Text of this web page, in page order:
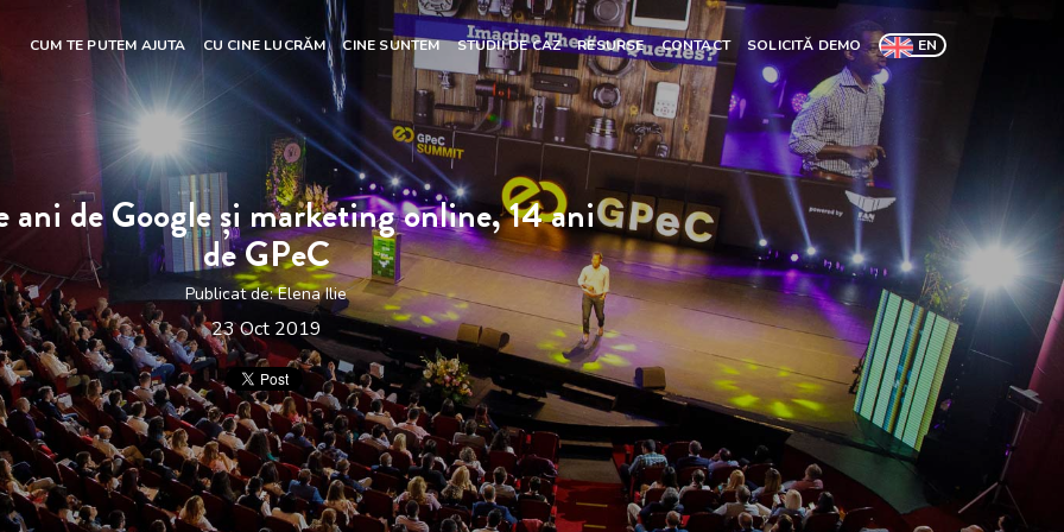
CUM TE PUTEM AJUTA CU CINE LUCRĂM CINE SUNTEM STUDII DE CAZ RESURSE CONTACT SOLICITĂ DEMO EN
ani de Google și marketing online, 14 ani
de GPeC
Publicat de: Elena Ilie
23 Oct 2019